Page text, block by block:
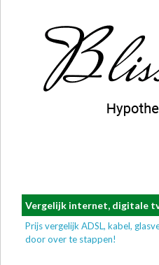
Vergelijk internet, digitale
Prijs vergelijk ADSL, kabel,
door over te stappen!